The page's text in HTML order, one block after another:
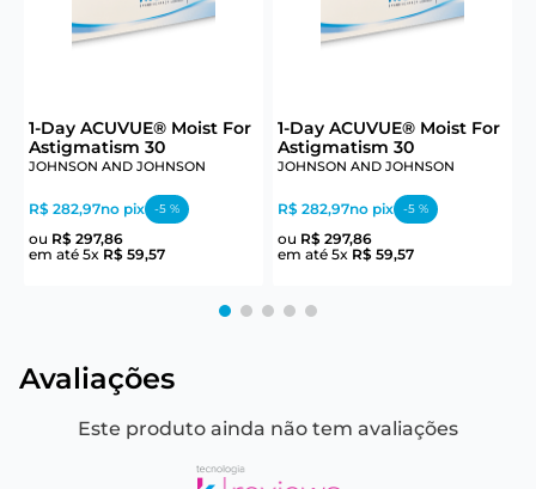
1-Day ACUVUE® Moist For
Astigmatism 30
JOHNSON AND JOHNSON
R$ 282,97no pix -5 %
ou R$ 297,86
em até 5x R$ 59,57
1-Day ACUVUE® Moist For
Astigmatism 30
JOHNSON AND JOHNSON
R$ 282,97no pix -5 %
ou R$ 297,86
em até 5x R$ 59,57
Avaliações
Este produto ainda não tem avaliações